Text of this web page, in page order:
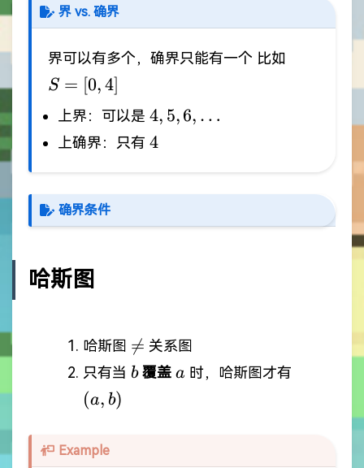
界 vs. 确界
界可以有多个，确界只能有一个 比如
S = [0,4]
上界：可以是 4,5,6,\dots
4, 5,6, …
上确界：只有 4
4
确界条件
哈斯图
哈斯图 \neq

= 关系图
只有当 b
b 覆盖 a
a 时，哈斯图才有
(a, b)
Example